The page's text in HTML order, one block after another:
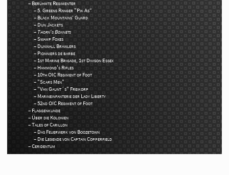
Berühmte Regimenter
5. Greens Ranger "Pik As“
Black Mountains‘ Guard
Dun Jackets
Thorn‘s Bonnets
Swamp Foxes
Dunwall Brawlers
Pionniers de barbe
1st Marine Brigade, 1st Divison Essex
Hammond's Rifles
10th OIC Regiment of Foot
"Scars Men"
"Van Gaunt´s" Freikorp
Marineinfanterie der Lady Liberty
52nd OIC Regiment of Foot
Flaggenkunde
Über die Kolonien
Tales of Carillon
Das Feuerwerk von Boozetown
Die Legende von Captain Copperfield
Ceridentum